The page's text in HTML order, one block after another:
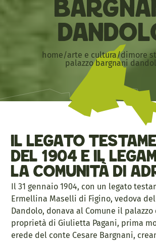
home/arte e cultura/dimore
palazzo bargnani
Il legato
del 1904 e il
la comunità di
Il 31 gennaio 1904, con un legato
Ermellina Maselli di Figino, vedova
Dandolo, donava al Comune il
proprietà di Giulietta Pagani, prima
erede del conte Cesare Bargnani,